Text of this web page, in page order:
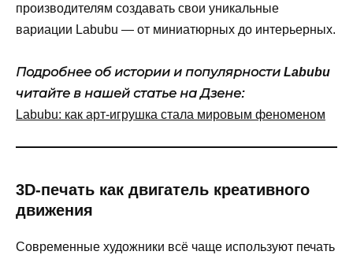
производителям создавать свои уникальные
вариации Labubu — от миниатюрных до интерьерных.
Подробнее об истории и популярности Labubu
читайте в нашей статье на Дзене:
Labubu: как арт-игрушка стала мировым феноменом
3D-печать как двигатель креативного
движения
Современные художники всё чаще используют печать